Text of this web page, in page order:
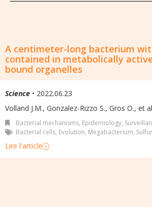
A centimeter-long bacterium
contained in metabolically
bound organelles
Science • 2022.06.23
Volland J.M., Gonzalez-Rizzo S., Gros O., et
Bacterial mechanisms, Epidemiology,
Bacterial cells, Evolution, Megabacterium,
Lire l'article